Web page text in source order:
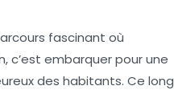
fascinant où
c’est embarquer pour une
des habitants. Ce long